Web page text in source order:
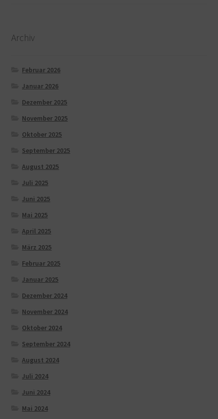
Archiv
Februar 2026
Januar 2026
Dezember 2025
November 2025
Oktober 2025
September 2025
August 2025
Juli 2025
Juni 2025
Mai 2025
April 2025
März 2025
Februar 2025
Januar 2025
Dezember 2024
November 2024
Oktober 2024
September 2024
August 2024
Juli 2024
Juni 2024
Mai 2024